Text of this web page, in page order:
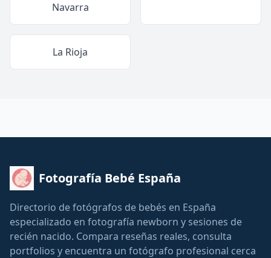
Navarra
La Rioja
Fotografía Bebé España
Directorio de fotógrafos de bebés en España
especializado en fotografía newborn y sesiones de
recién nacido. Compara reseñas reales, consulta
portfolios y encuentra un fotógrafo profesional cerca